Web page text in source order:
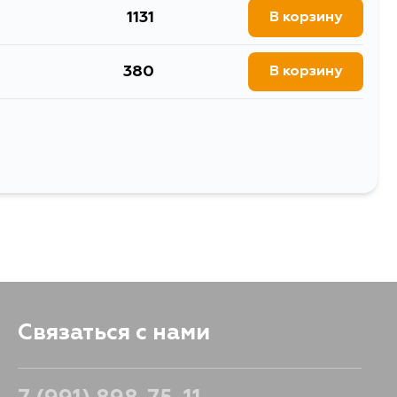
1131 В корзину
380 В корзину
Связаться с нами